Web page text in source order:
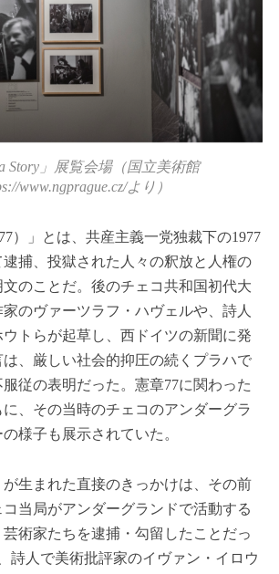
Story」展覧会場（国立美術館
www.ngprague.cz/より）
77）」とは、共産主義一党独裁下の1977
捕、投獄された人々の釈放と人権の
のことだ。後のチェコ共和国初代大
のヴァーツラフ・ハヴェルや、詩人
トらが起草し、西ドイツの新聞に発
、厳しい社会的抑圧の続くプラハで
従の表明だった。憲章77に関わった
に、その当時のチェコのアンダーグラ
様子も展示されていた。
生まれた直接のきっかけは、その前
当局がアンダーグランドで活動する
芸術家たちを逮捕・勾留したことだっ
詩人で美術批評家のイヴァン・イロウ